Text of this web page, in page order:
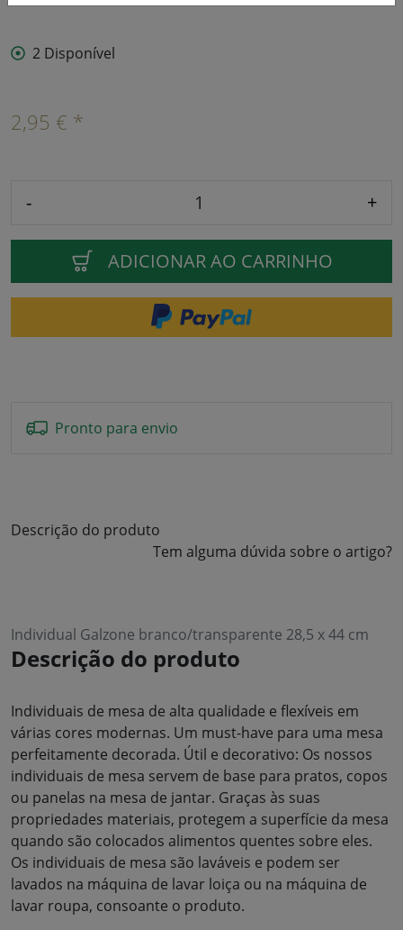
2 Disponível
2,95 € *
- +
ADICIONAR AO CARRINHO
Pronto para envio
Descrição do produto
Tem alguma dúvida sobre o artigo?
Individual Galzone branco/transparente 28,5 x 44 cm
Descrição do produto
Individuais de mesa de alta qualidade e flexíveis em
várias cores modernas. Um must-have para uma mesa
perfeitamente decorada. Útil e decorativo: Os nossos
individuais de mesa servem de base para pratos, copos
ou panelas na mesa de jantar. Graças às suas
propriedades materiais, protegem a superfície da mesa
quando são colocados alimentos quentes sobre eles.
Os individuais de mesa são laváveis e podem ser
lavados na máquina de lavar loiça ou na máquina de
lavar roupa, consoante o produto.